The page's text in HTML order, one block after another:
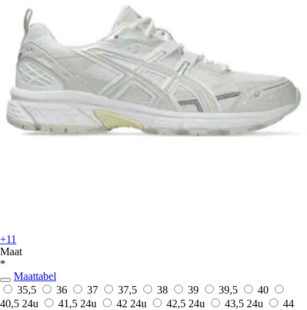
+11
Maat
*
Maattabel
35,5
36 37 37,5 38 39 39,5
40
40,5 24u 41,5 24u 42 24u 42,5 24u 43,5 24u
44